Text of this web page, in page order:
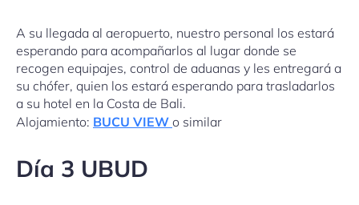
A su llegada al aeropuerto, nuestro personal los estará
esperando para acompañarlos al lugar donde se
recogen equipajes, control de aduanas y les entregará a
su chófer, quien los estará esperando para trasladarlos
a su hotel en la Costa de Bali.
Alojamiento: BUCU VIEW o similar
Día 3 UBUD